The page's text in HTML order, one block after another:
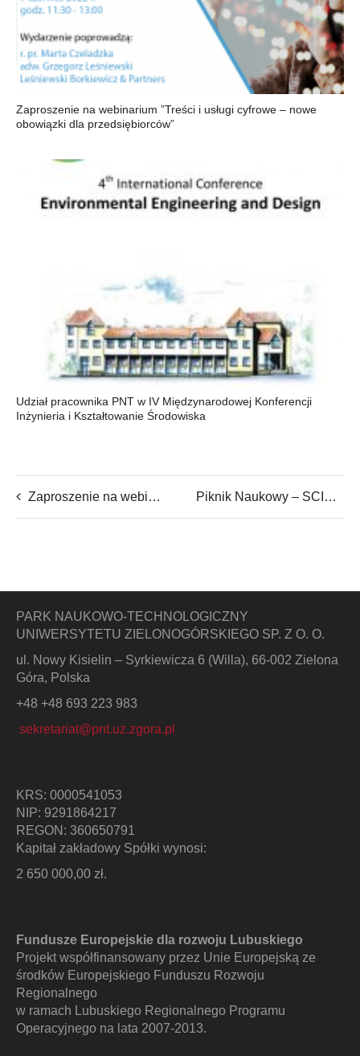
Zaproszenie na webinarium ”Treści i usługi cyfrowe – nowe
obowiązki dla przedsiębiorców”
Udział pracownika PNT w IV Międzynarodowej Konferencji
Inżynieria i Kształtowanie Środowiska
Zaproszenie na webinarium ”Treści i usługi cyfrowe – nowe obowiązki dla przedsiębiorców” Piknik Naukowy – SCIENCE EVENT
PARK NAUKOWO-TECHNOLOGICZNY
UNIWERSYTETU ZIELONOGÓRSKIEGO SP. Z O. O.
ul. Nowy Kisielin – Syrkiewicza 6 (Willa), 66-002 Zielona
Góra, Polska
+48 +48 693 223 983
sekretariat@pnt.uz.zgora.pl
KRS: 0000541053
NIP: 9291864217
REGON: 360650791
Kapitał zakładowy Spółki wynosi:
2 650 000,00 zł.
Fundusze Europejskie dla rozwoju Lubuskiego
Projekt współfinansowany przez Unie Europejską ze
środków Europejskiego Funduszu Rozwoju
Regionalnego
w ramach Lubuskiego Regionalnego Programu
Operacyjnego na lata 2007-2013.